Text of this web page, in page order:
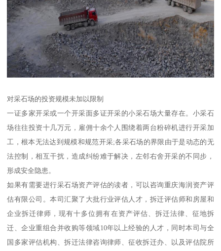
对采石场的投资规模未加以限制
一证多家开采或一个开采面多证开采的小采石场大量存在。小采石
场往往投资十几万元，雇佣十余个人围绕着两台粉碎机进行开采加
工，根本无法达到规模和规范开采;各采石场的界限由于是动态的无
法控制，相互干扰，造成纠纷难于解决，左邻右舍开采的不同步，
形成安全隐患。
如果有需要进行采石场资产评估的读者，可以咨询重庆海润资产评
估有限公司。本司汇聚了大批行业评估人才，拆迁评估师和房屋和
企业拆迁律师，现有十多位拥有在资产评估、拆迁法律、征地拆
迁、企业重组合并收购等领域10年以上经验的人才，同时本司与全
国多家评估机构、拆迁法律咨询律师、征收拆迁办、以及评估院所